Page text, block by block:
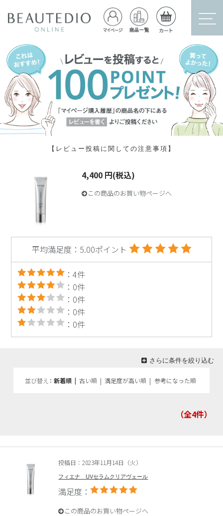
【レビュー投稿に関しての注意事項】
4,400 円(税込)
この商品のお買い物ページへ
平均満足度：5.00ポイント
：4件
：0件
：0件
：0件
：0件
さらに条件を絞り込む
並び替え 新着順 | 古い順 | 満足度が高い順 | 参考になった順
（全4件）
投稿日：2023年11月14日（火）
フィエナ UVセラムクリアヴェール
満足度：
この商品のお買い物ページへ